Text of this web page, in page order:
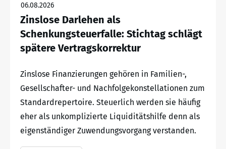
06.08.2026
Zinslose Darlehen als
Schenkungsteuerfalle: Stichtag schlägt
spätere Vertragskorrektur
Zinslose Finanzierungen gehören in Familien-,
Gesellschafter- und Nachfolgekonstellationen zum
Standardrepertoire. Steuerlich werden sie häufig
eher als unkomplizierte Liquiditätshilfe denn als
eigenständiger Zuwendungsvorgang verstanden.